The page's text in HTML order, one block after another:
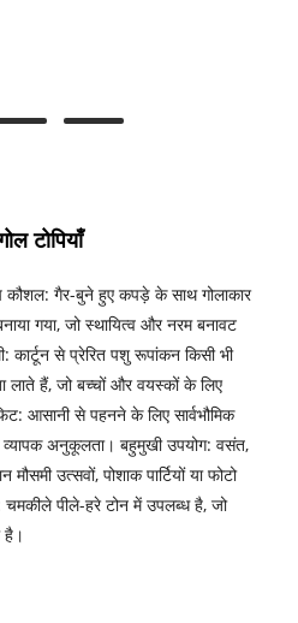
टोपियाँ
कौशल: गैर-बुने हुए कपड़े के साथ गोलाकार
गया, जो स्थायित्व और नरम बनावट
कार्टून से प्रेरित पशु रूपांकन किसी भी
लाते हैं, जो बच्चों और वयस्कों के लिए
आसानी से पहनने के लिए सार्वभौमिक
व्यापक अनुकूलता। बहुमुखी उपयोग: वसंत,
उत्सवों, पोशाक पार्टियों या फोटो
चमकीले पीले-हरे टोन में उपलब्ध है, जो
है।